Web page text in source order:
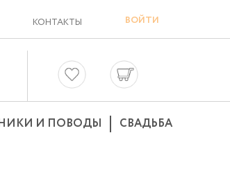
КОНТАКТЫ ВОЙТИ
И ПОВОДЫ
СВАДЬБА